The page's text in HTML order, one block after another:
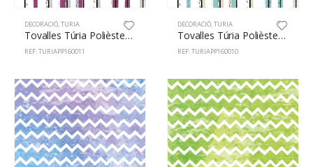
DECORACIÓ,TURIA
Tovalles Túria Polièster 100% 160cm Ralla 11
REF: TURIAPP160011
DECORACIÓ,TURIA
Tovalles Túria Polièster 100% 160cm Ralla 10
REF: TURIAPP160010